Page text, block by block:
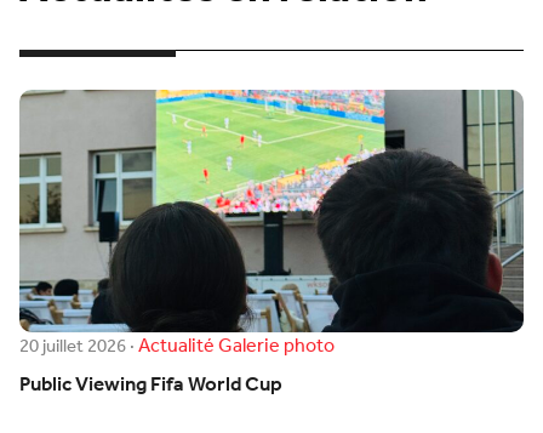
20 juillet 2026·ActualitéGalerie photo
Public Viewing Fifa World Cup